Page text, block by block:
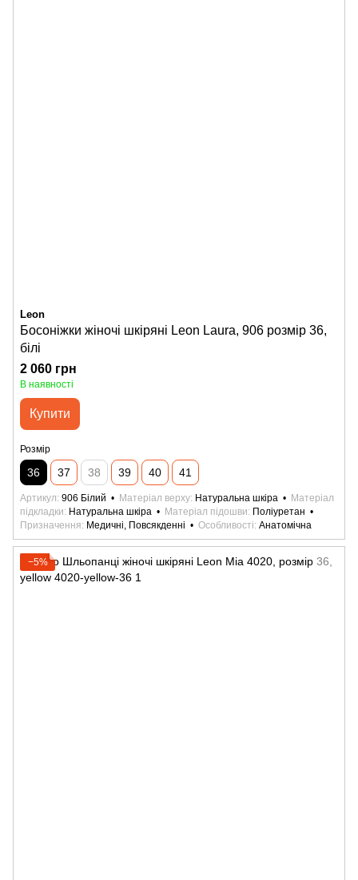
Leon
Босоніжки жіночі шкіряні Leon Laura, 906 розмір 36,
білі
2 060 грн
В наявності
Купити
Розмір
36 37 38 39 40 41
Артикул 906 Білий Матеріал верху Натуральна шкіра
Матеріал
підкладки
Натуральна шкіра Матеріал підошви
Поліуретан
Призначення
Медичні, Повсякденні Особливості Анатомічна
−5%